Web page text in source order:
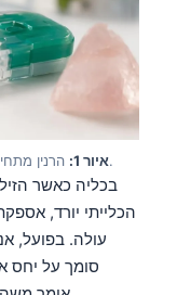
איור 1:הרנין מתחיל כאות לחץ כלייתי, לא רק כערך של הורמון.
הכלייתי יורד,
עולה. בפועל,